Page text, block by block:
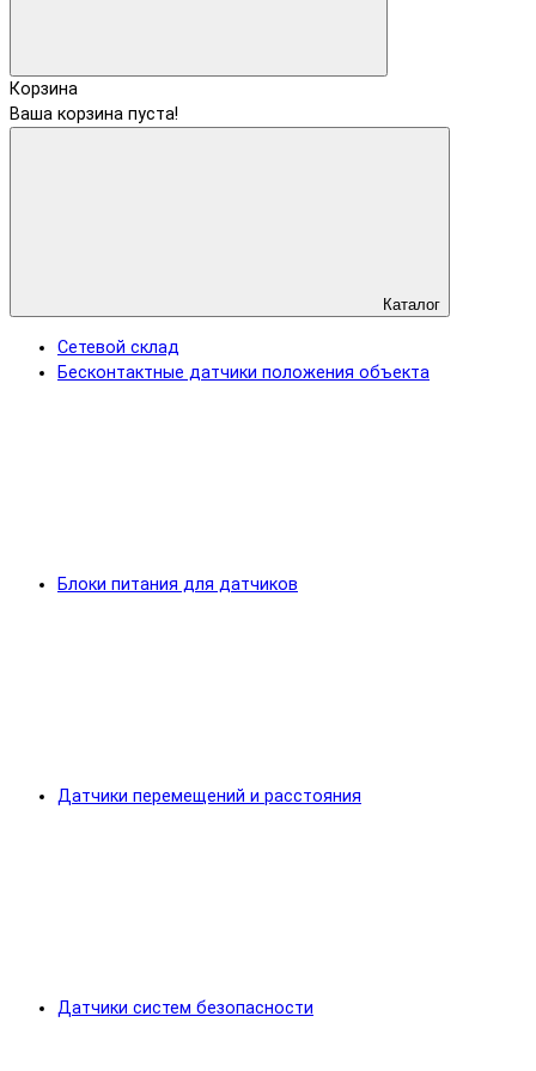
Корзина
Ваша корзина пуста!
Каталог
Сетевой склад
Бесконтактные датчики положения объекта
Блоки питания для датчиков
Датчики перемещений и расстояния
Датчики систем безопасности